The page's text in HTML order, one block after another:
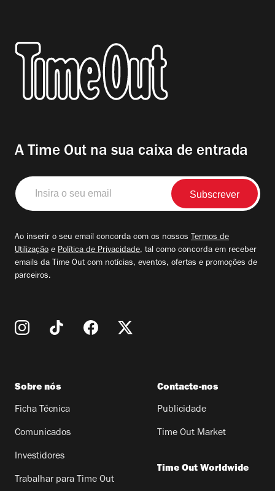
A Time Out na sua caixa de entrada
Insira
o
seu
Ao inserir o seu email concorda com os nossos Termos de
Utilização e Política de Privacidade, tal como concorda em receber
emails da Time Out com notícias, eventos, ofertas e promoções de
parceiros.
Sobre nós
Ficha Técnica
Comunicados
Investidores
Trabalhar para Time Out
Contacte-nos
Publicidade
Time Out Market
Time Out Worldwide